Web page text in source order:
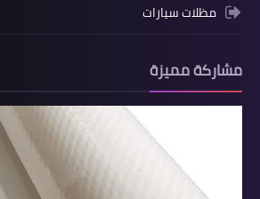
مظلات سيارات
مشاركة مميزة